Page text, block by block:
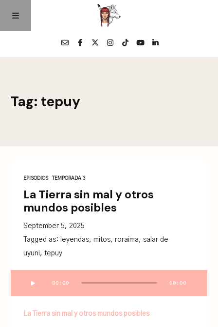
Episodios
Tag: tepuy
EPISODIOS TEMPORADA 3
La Tierra sin mal y otros
mundos posibles
September 5, 2025
Tagged as: leyendas,mitos,roraima,salar de
uyuni,tepuy
00:00 00:00
La Tierra sin mal y otros mundos posibles